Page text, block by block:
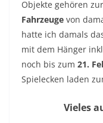
Objekte gehören
Fahrzeuge von
hatte ich damals
mit dem Hänger
noch bis zum 21.
Spielecken laden
Vieles